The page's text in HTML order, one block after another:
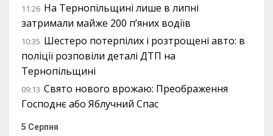
11:26 На Тернопільщині лише в липні
затримали майже 200 п’яних водіїв
10:35 Шестеро потерпілих і розтрощені авто: в
поліції розповіли деталі ДТП на
Тернопільщині
09:13 Свято нового врожаю: Преображення
Господнє або Яблучний Спас
5 Серпня